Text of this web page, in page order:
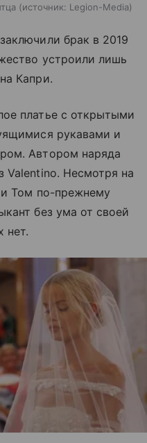
источник: Legion-Media
брак в 2019
устроили лишь
Капри.
платье с открытыми
рукавами и
Автором наряда
Valentino. Несмотря на
и Том по-прежнему
без ума от своей
нет.